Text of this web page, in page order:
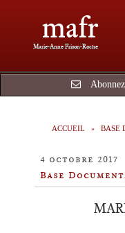
mafr
Marie-Anne Frison-Roche
ACCUEIL BASE
4 octobre 2017
Base